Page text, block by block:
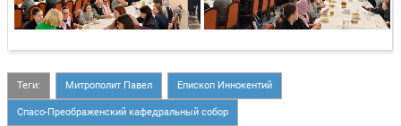
Теги: Митрополит Павел Епископ Иннокентий
Спасо-Преображенский кафедральный собор